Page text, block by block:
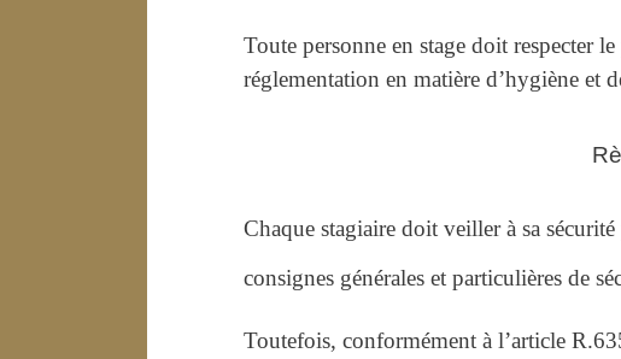
Toute personne en stage doit respecter
réglementation en matière d’hygiène et
Chaque stagiaire doit veiller à sa
consignes générales et particulières de
Toutefois, conformément à l’article